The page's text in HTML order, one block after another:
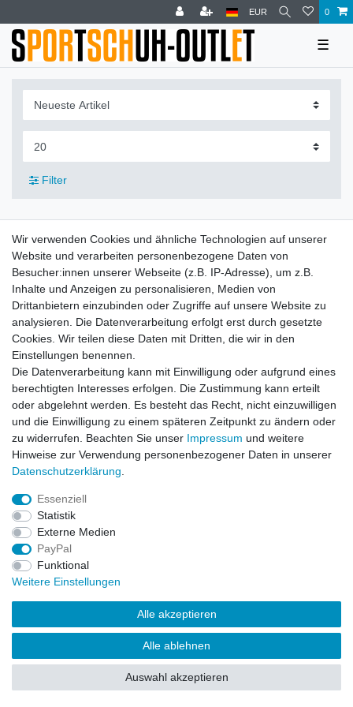
EUR 0
☰
Filter
Leitsätze
Versandinformationen
Impressum Daten­schutz­erklärung AGB
Widerrufs­recht Vertrag widerrufen Kontakt
© Copyright 2026 | Alle Rechte vorbehalten.
Wir verwenden Cookies und ähnliche Technologien auf unserer
Website und verarbeiten personenbezogene Daten von
Besucher:innen unserer Webseite (z.B. IP-Adresse), um z.B.
Inhalte und Anzeigen zu personalisieren, Medien von
Drittanbietern einzubinden oder Zugriffe auf unsere Website zu
analysieren. Die Datenverarbeitung erfolgt erst durch gesetzte
Cookies. Wir teilen diese Daten mit Dritten, die wir in den
Einstellungen benennen.
Die Datenverarbeitung kann mit Einwilligung oder aufgrund eines
berechtigten Interesses erfolgen. Die Zustimmung kann erteilt
oder abgelehnt werden. Es besteht das Recht, nicht einzuwilligen
und die Einwilligung zu einem späteren Zeitpunkt zu ändern oder
zu widerrufen. Beachten Sie unser Impressum und weitere
Hinweise zur Verwendung personenbezogener Daten in unserer
Daten­schutz­erklärung
Essenziell
Statistik
Externe Medien
PayPal
Funktional
Weitere Einstellungen
Alle akzeptieren
Alle ablehnen
Auswahl akzeptieren